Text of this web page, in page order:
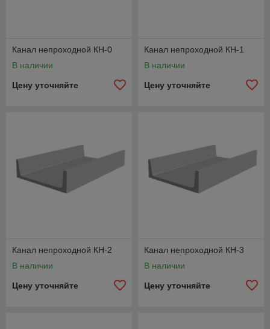
Канал непроходной КН-0
В наличии
Цену уточняйте
Канал непроходной КН-1
В наличии
Цену уточняйте
Канал непроходной КН-2
В наличии
Цену уточняйте
Канал непроходной КН-3
В наличии
Цену уточняйте